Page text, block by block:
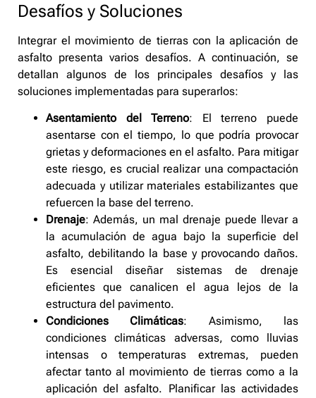
Desafíos y Soluciones
Integrar el movimiento de tierras con la aplicación de
asfalto presenta varios desafíos. A continuación, se
detallan algunos de los principales desafíos y las
soluciones implementadas para superarlos:
Asentamiento del Terreno: El terreno puede
asentarse con el tiempo, lo que podría provocar
grietas y deformaciones en el asfalto. Para mitigar
este riesgo, es crucial realizar una compactación
adecuada y utilizar materiales estabilizantes que
refuercen la base del terreno.
Drenaje: Además, un mal drenaje puede llevar a
la acumulación de agua bajo la superficie del
asfalto, debilitando la base y provocando daños.
Es esencial diseñar sistemas de drenaje
eficientes que canalicen el agua lejos de la
estructura del pavimento.
Condiciones Climáticas: Asimismo, las
condiciones climáticas adversas, como lluvias
intensas o temperaturas extremas, pueden
afectar tanto al movimiento de tierras como a la
aplicación del asfalto. Planificar las actividades